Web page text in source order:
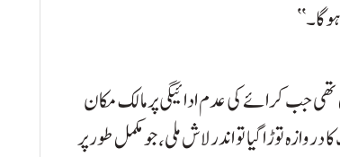
وقت برآمد ہوئی تھی جب کرائے کی عدم ادائیگی پر مالک مکان
توڑا گیا تو اندر لاش ملی، جو مکمل طور پر